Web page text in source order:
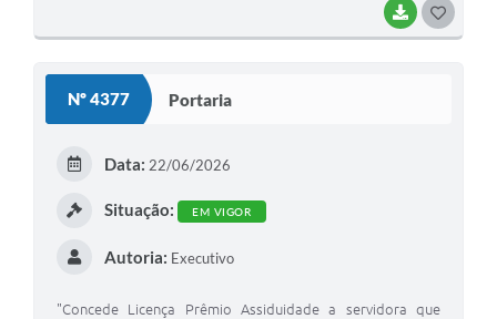
BAIXAR
Nº 4377 Portaria
Data: 22/06/2026
Situação: EM VIGOR
Autoria: Executivo
"Concede Licença Prêmio Assiduidade a servidora que